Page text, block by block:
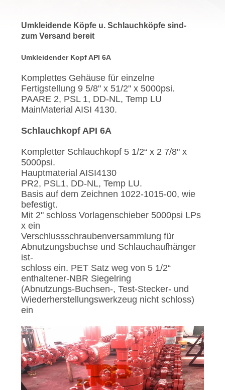
NACHRICHTEN
FÄLLE
SITEMAP
PRIVACY
POLICY
Umkleidende Köpfe u. Schlauchköpfe sind-
zum Versand bereit
Umkleidender Kopf API 6A
Komplettes Gehäuse für einzelne
Fertigstellung 9 5/8" x 51/2" x 5000psi.
PAARE 2, PSL 1, DD-NL, Temp LU
MainMaterial AISI 4130.
Schlauchkopf API 6A
Kompletter Schlauchkopf 5 1/2“ x 2 7/8" x
5000psi.
Hauptmaterial AISI4130
PR2, PSL1, DD-NL, Temp LU.
Basis auf dem Zeichnen 1022-1015-00, wie
befestigt.
Mit 2" schloss Vorlagenschieber 5000psi LPs
x ein
Verschlussschraubenversammlung für
Abnutzungsbuchse und Schlauchaufhänger
ist-
schloss ein. PET Satz weg von 5 1/2“
enthaltener-NBR Siegelring
(Abnutzungs-Buchsen-, Test-Stecker- und
Wiederherstellungswerkzeug nicht schloss)
ein